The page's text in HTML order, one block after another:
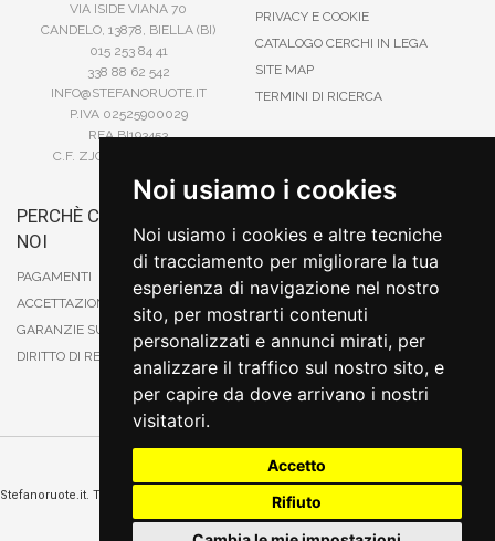
Noi usiamo i cookies
Noi usiamo i cookies e altre tecniche
di tracciamento per migliorare la tua
esperienza di navigazione nel nostro
sito, per mostrarti contenuti
personalizzati e annunci mirati, per
analizzare il traffico sul nostro sito, e
per capire da dove arrivano i nostri
visitatori.
Accetto
Rifiuto
VIA ISIDE VIANA 70
CANDELO, 13878, BIELLA (BI)
015 253 84 41
338 88 62 542
INFO@STEFANORUOTE.IT
P.IVA 02525900029
REA BI193453
C.F. ZJOSFN73H14A859X
PRIVACY E COOKIE
CATALOGO CERCHI IN LEGA
SITE MAP
TERMINI DI RICERCA
PERCHÈ COMPRARE DA
NOI
PAGAMENTI
ACCETTAZIONE DEGLI ORDINI
GARANZIE SUI PRODOTTI
DIRITTO DI RECESSO
CARTA DI CREDITO
PAYPAL
CONTRASSEGNO
POSTEPAY
Stefanoruote.it. Tutti i diritti riservati. E' vietata la riproduzione anche parziali. Prezzi e
promozioni validi salvo errori o omissioni